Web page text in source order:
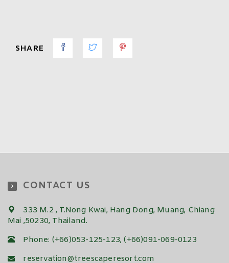
SHARE
CONTACT US
333 M.2 , T.Nong Kwai, Hang Dong, Muang, Chiang
Mai ,50230, Thailand.
Phone: (+66)053-125-123, (+66)091-069-0123
reservation@treescaperesort.com